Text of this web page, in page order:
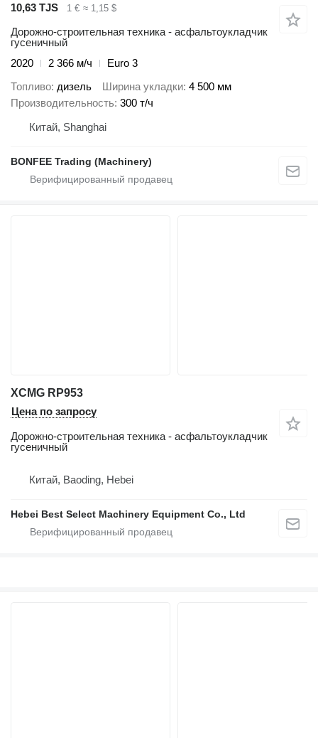
10,63 TJS
1 € ≈ 1,15 $
Дорожно-строительная техника - асфальтоукладчик
гусеничный
2020
2 366 м/ч
Euro 3
Топливо дизель Ширина укладки 4 500 мм
Производительность 300 т/ч
Китай, Shanghai
BONFEE Trading (Machinery)
XCMG RP953
Цена по запросу
Дорожно-строительная техника - асфальтоукладчик
гусеничный
Китай, Baoding, Hebei
Hebei Best Select Machinery Equipment Co., Ltd